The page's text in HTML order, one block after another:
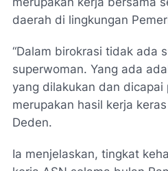
daerah di lingkungan
“Dalam birokrasi tidak ada
superwoman. Yang ada
yang dilakukan dan dicapai
merupakan hasil kerja
Deden.
Ia menjelaskan, tingkat